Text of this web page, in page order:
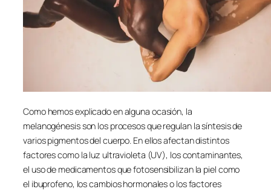
Como hemos explicado en alguna ocasión, la
melanogénesis son los procesos que regulan la síntesis de
varios pigmentos del cuerpo. En ellos afectan distintos
factores como la luz ultravioleta (UV), los contaminantes,
el uso de medicamentos que fotosensibilizan la piel como
el ibuprofeno, los cambios hormonales o los factores